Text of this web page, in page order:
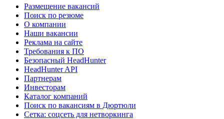
Размещение вакансий
Поиск по резюме
О компании
Наши вакансии
Реклама на сайте
Требования к ПО
Безопасный HeadHunter
HeadHunter API
Партнерам
Инвесторам
Каталог компаний
Поиск по вакансиям в Дюртюли
Сетка: соцсеть для нетворкинга